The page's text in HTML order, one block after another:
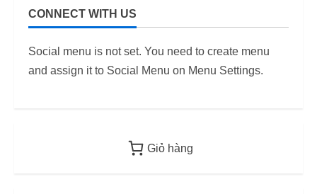
1
Phép Lao Động Từ 07/08/2025
12/06/2026
Kiểm Tra PCCC, ANTT Tại TP.HCM
(visa kết hôn Hàn Quốc) – Quy định
CONNECT WITH US
Social menu is not set. You need to create menu
and assign it to Social Menu on Menu Settings.
Giỏ hàng